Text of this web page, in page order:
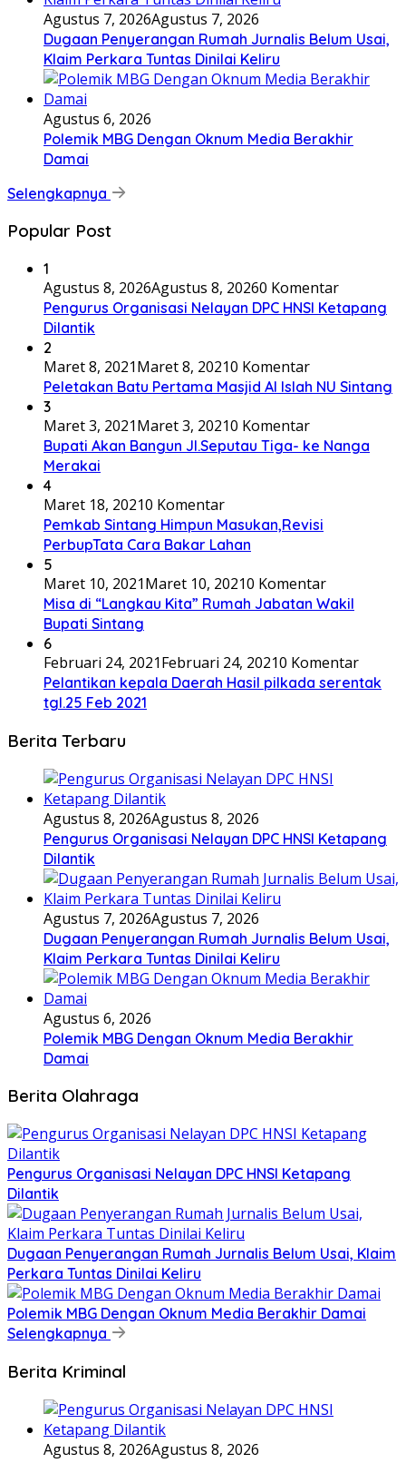
Agustus 7, 2026Agustus 7, 2026
Dugaan Penyerangan Rumah Jurnalis Belum Usai,
Klaim Perkara Tuntas Dinilai Keliru
Agustus 6, 2026
Polemik MBG Dengan Oknum Media Berakhir
Damai
Selengkapnya
Popular Post
1
Agustus 8, 2026Agustus 8, 20260 Komentar
Pengurus Organisasi Nelayan DPC HNSI Ketapang
Dilantik
2
Maret 8, 2021Maret 8, 20210 Komentar
Peletakan Batu Pertama Masjid Al Islah NU Sintang
3
Maret 3, 2021Maret 3, 20210 Komentar
Bupati Akan Bangun Jl.Seputau Tiga- ke Nanga
Merakai
4
Maret 18, 20210 Komentar
Pemkab Sintang Himpun Masukan,Revisi
PerbupTata Cara Bakar Lahan
5
Maret 10, 2021Maret 10, 20210 Komentar
Misa di “Langkau Kita” Rumah Jabatan Wakil
Bupati Sintang
6
Februari 24, 2021Februari 24, 20210 Komentar
Pelantikan kepala Daerah Hasil pilkada serentak
tgl.25 Feb 2021
Berita Terbaru
Agustus 8, 2026Agustus 8, 2026
Pengurus Organisasi Nelayan DPC HNSI Ketapang
Dilantik
Agustus 7, 2026Agustus 7, 2026
Dugaan Penyerangan Rumah Jurnalis Belum Usai,
Klaim Perkara Tuntas Dinilai Keliru
Agustus 6, 2026
Polemik MBG Dengan Oknum Media Berakhir
Damai
Berita Olahraga
Pengurus Organisasi Nelayan DPC HNSI Ketapang
Dilantik
Dugaan Penyerangan Rumah Jurnalis Belum Usai, Klaim
Perkara Tuntas Dinilai Keliru
Polemik MBG Dengan Oknum Media Berakhir Damai
Selengkapnya
Berita Kriminal
Agustus 8, 2026Agustus 8, 2026